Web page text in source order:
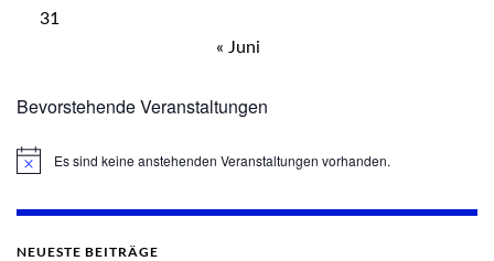
31
« Juni
Bevorstehende Veranstaltungen
HinweisEs sind keine anstehenden Veranstaltungen vorhanden.
NEUESTE BEITRÄGE